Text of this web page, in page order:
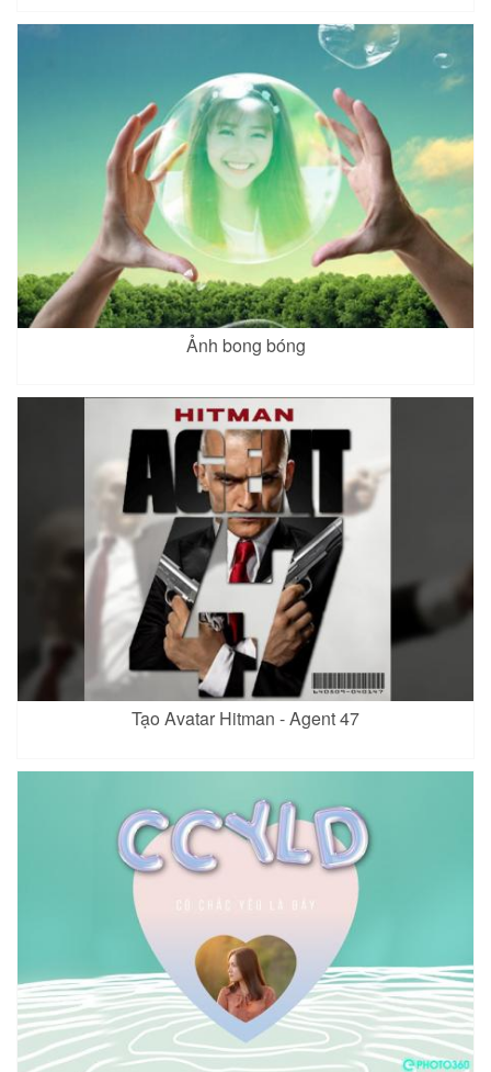
Ảnh bong bóng
Tạo Avatar Hitman - Agent 47